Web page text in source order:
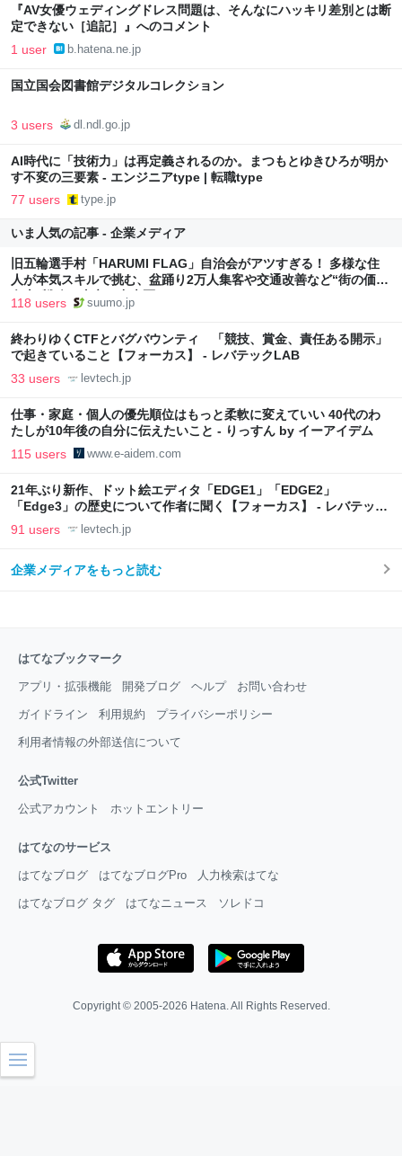
『AV女優ウェディングドレス問題は、そんなにハッキリ差別とは断
定できない［追記］』へのコメント
1 user b.hatena.ne.jp
国立国会図書館デジタルコレクション
3 users dl.ndl.go.jp
AI時代に「技術力」は再定義されるのか。まつもとゆきひろが明か
す不変の三要素 - エンジニアtype | 転職type
77 users type.jp
いま人気の記事 - 企業メディア
旧五輪選手村「HARUMI FLAG」自治会がアツすぎる！ 多様な住
人が本気スキルで挑む、盆踊り2万人集客や交通改善など“街の価値
向上”戦略 東京・中央区
118 users suumo.jp
終わりゆくCTFとバグバウンティ 「競技、賞金、責任ある開示」
で起きていること【フォーカス】 - レバテックLAB
33 users levtech.jp
仕事・家庭・個人の優先順位はもっと柔軟に変えていい 40代のわ
たしが10年後の自分に伝えたいこと - りっすん by イーアイデム
115 users www.e-aidem.com
21年ぶり新作、ドット絵エディタ「EDGE1」「EDGE2」
「Edge3」の歴史について作者に聞く【フォーカス】 - レバテック
LAB
91 users levtech.jp
企業メディアをもっと読む
はてなブックマーク
アプリ・拡張機能 開発ブログ ヘルプ お問い合わせ
ガイドライン 利用規約 プライバシーポリシー
利用者情報の外部送信について
公式Twitter
公式アカウント ホットエントリー
はてなのサービス
はてなブログ はてなブログPro 人力検索はてな
はてなブログ タグ はてなニュース ソレドコ
Copyright © 2005-2026 Hatena . All Rights Reserved.